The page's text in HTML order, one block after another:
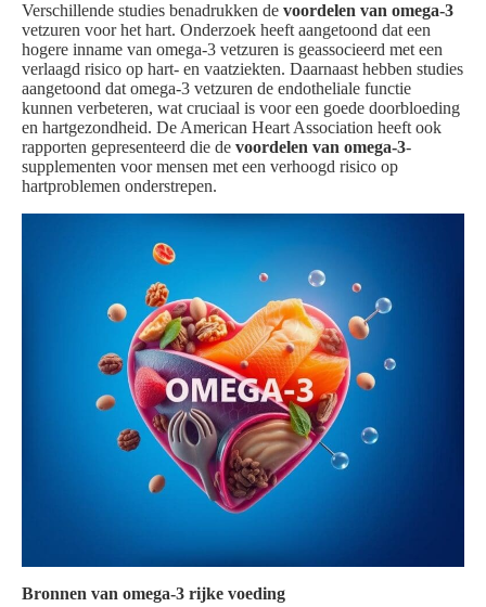
Verschillende studies benadrukken de voordelen van omega-3
vetzuren voor het hart. Onderzoek heeft aangetoond dat een
hogere inname van omega-3 vetzuren is geassocieerd met een
verlaagd risico op hart- en vaatziekten. Daarnaast hebben studies
aangetoond dat omega-3 vetzuren de endotheliale functie
kunnen verbeteren, wat cruciaal is voor een goede doorbloeding
en hartgezondheid. De American Heart Association heeft ook
rapporten gepresenteerd die de voordelen van omega-3-
supplementen voor mensen met een verhoogd risico op
hartproblemen onderstrepen.
Bronnen van omega-3 rijke voeding